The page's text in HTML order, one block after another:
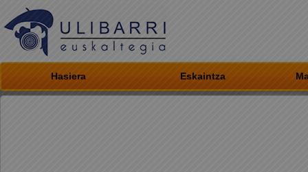
Hasiera Eskaintza